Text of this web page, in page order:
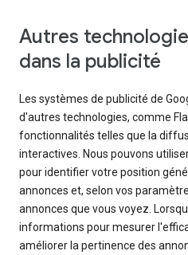
Autres
dans la publicité
Les systèmes de publicité de
d'autres technologies, comme
fonctionnalités telles que la
interactives. Nous pouvons
pour identifier votre position
annonces et, selon vos
annonces que vous voyez.
informations pour mesurer
améliorer la pertinence des